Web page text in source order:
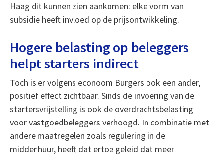
Haag dit kunnen zien aankomen: elke vorm van
subsidie heeft invloed op de prijsontwikkeling.
Hogere belasting op beleggers
helpt starters indirect
Toch is er volgens econoom Burgers ook een ander,
positief effect zichtbaar. Sinds de invoering van de
startersvrijstelling is ook de overdrachtsbelasting
voor vastgoedbeleggers verhoogd. In combinatie met
andere maatregelen zoals regulering in de
middenhuur, heeft dat ertoe geleid dat meer